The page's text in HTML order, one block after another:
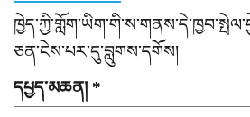
a
v
i
ཅན་ངེས་པར་དུ་བླུགས་དགོས།
དཔྱད་མཆན། *